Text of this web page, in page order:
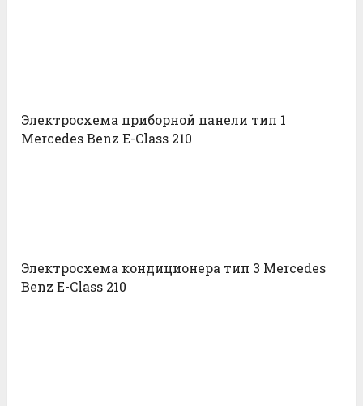
Электросхема приборной панели тип 1
Mercedes Benz E-Class 210
Электросхема кондиционера тип 3 Mercedes
Benz E-Class 210